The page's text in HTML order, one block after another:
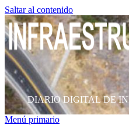
Saltar al contenido
DIARIO DIGITAL DE
Menú primario